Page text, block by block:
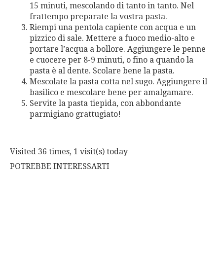
15 minuti, mescolando di tanto in tanto. Nel
frattempo preparate la vostra pasta.
Riempi una pentola capiente con acqua e un
pizzico di sale. Mettere a fuoco medio-alto e
portare l’acqua a bollore. Aggiungere le penne
e cuocere per 8-9 minuti, o fino a quando la
pasta è al dente. Scolare bene la pasta.
Mescolate la pasta cotta nel sugo. Aggiungere il
basilico e mescolare bene per amalgamare.
Servite la pasta tiepida, con abbondante
parmigiano grattugiato!
Visited 36 times, 1 visit(s) today
POTREBBE INTERESSARTI